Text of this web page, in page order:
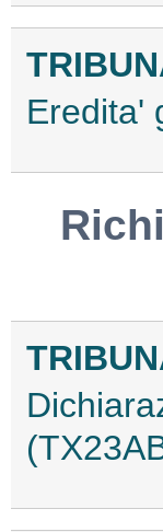
Eredita'